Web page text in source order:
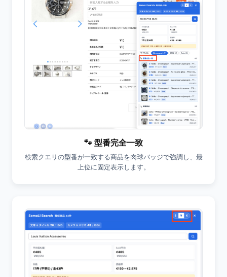
🐾 型番完全一致
検索クエリの型番が一致する商品を肉球バッジで強調し、最
上位に固定表示します。